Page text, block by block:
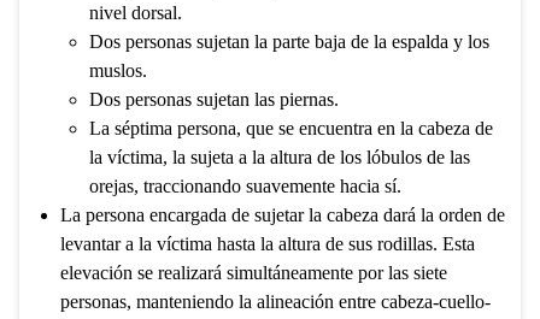
nivel dorsal.
Dos personas sujetan la parte baja de la espalda y los
muslos.
Dos personas sujetan las piernas.
La séptima persona, que se encuentra en la cabeza de
la víctima, la sujeta a la altura de los lóbulos de las
orejas, traccionando suavemente hacia sí.
La persona encargada de sujetar la cabeza dará la orden de
levantar a la víctima hasta la altura de sus rodillas. Esta
elevación se realizará simultáneamente por las siete
personas, manteniendo la alineación entre cabeza-cuello-